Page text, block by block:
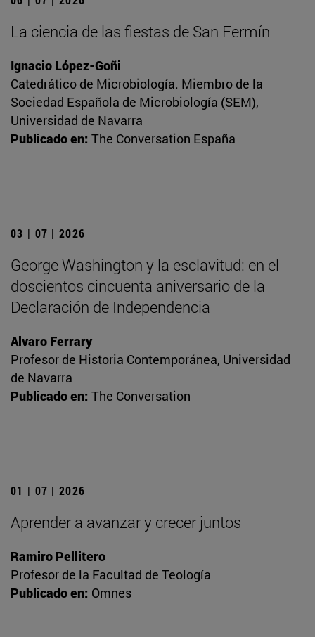
La ciencia de las fiestas de San Fermín
Ignacio López-Goñi
Catedrático de Microbiología. Miembro de la
Sociedad Española de Microbiología (SEM),
Universidad de Navarra
Publicado en: The Conversation España
03 | 07 | 2026
George Washington y la esclavitud: en el
doscientos cincuenta aniversario de la
Declaración de Independencia
Alvaro Ferrary
Profesor de Historia Contemporánea, Universidad
de Navarra
Publicado en: The Conversation
01 | 07 | 2026
Aprender a avanzar y crecer juntos
Ramiro Pellitero
Profesor de la Facultad de Teología
Publicado en: Omnes